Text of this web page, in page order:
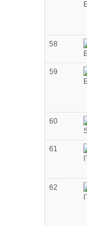
58
59
60
61
62